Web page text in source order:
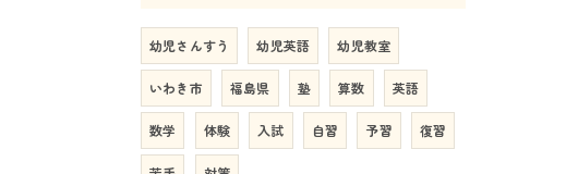
幼児さんすう 幼児英語 幼児教室
いわき市 福島県 塾 算数 英語
数学 体験 入試 自習 予習 復習